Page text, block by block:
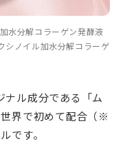
分解コラーゲン発酵液
シノイル加水分解コラーゲ
ナル成分である「ム
界で初めて配合（※
です。